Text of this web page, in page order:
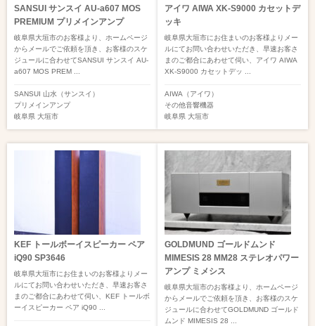
SANSUI サンスイ AU-a607 MOS
PREMIUM プリメインアンプ
岐阜県大垣市のお客様より、ホームページ
からメールでご依頼を頂き、お客様のスケ
ジュールに合わせてSANSUI サンスイ AU-
a607 MOS PREM ...
SANSUI 山水（サンスイ）
プリメインアンプ
岐阜県 大垣市
アイワ AIWA XK-S9000 カセットデ
ッキ
岐阜県大垣市にお住まいのお客様よりメー
ルにてお問い合わせいただき、早速お客さ
まのご都合にあわせて伺い、アイワ AIWA
XK-S9000 カセットデッ ...
AIWA（アイワ）
その他音響機器
岐阜県 大垣市
KEF トールボーイスピーカー ペア
iQ90 SP3646
岐阜県大垣市にお住まいのお客様よりメー
ルにてお問い合わせいただき、早速お客さ
まのご都合にあわせて伺い、KEF トールボ
ーイスピーカー ペア iQ90 ...
GOLDMUND ゴールドムンド
MIMESIS 28 MM28 ステレオパワー
アンプ ミメシス
岐阜県大垣市のお客様より、ホームページ
からメールでご依頼を頂き、お客様のスケ
ジュールに合わせてGOLDMUND ゴールド
ムンド MIMESIS 28 ...